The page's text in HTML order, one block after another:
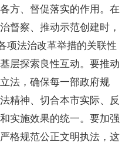
方、督促落实的作用。在
督察、推动示范创建时，
项法治改革举措的关联性
层探索良性互动。要推动
法，确保每一部政府规
精神、切合本市实际、反
实施效果的统一。要加强
格规范公正文明执法，这